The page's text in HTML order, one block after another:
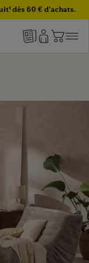
dès 60 € d'achats.